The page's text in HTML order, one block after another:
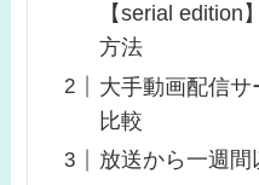
【serial edition
方法
大手動画配信サ
比較
放送から一週